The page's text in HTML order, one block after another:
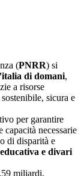
(PNRR) si
di domani,
a risorse
sicura e
per garantire
capacità necessarie
di disparità e
e divari
miliardi,